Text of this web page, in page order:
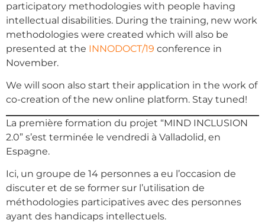
participatory methodologies with people having
intellectual disabilities. During the training, new work
methodologies were created which will also be
presented at the INNODOCT/19 conference in
November.
We will soon also start their application in the work of
co-creation of the new online platform. Stay tuned!
La première formation du projet “MIND INCLUSION
2.0” s’est terminée le vendredi à Valladolid, en
Espagne.
Ici, un groupe de 14 personnes a eu l’occasion de
discuter et de se former sur l’utilisation de
méthodologies participatives avec des personnes
ayant des handicaps intellectuels.